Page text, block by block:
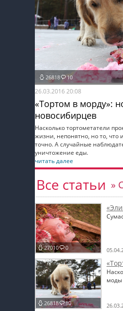
26818 10
26.03.2016 20:08
«Тортом в морду»:
новосибирцев
Насколько тортометатели
жизни, непонятно, но то, что
точно. А случайные
уничтожение еды.
читать далее
Все статьи »
27010 0
26818 10
моды